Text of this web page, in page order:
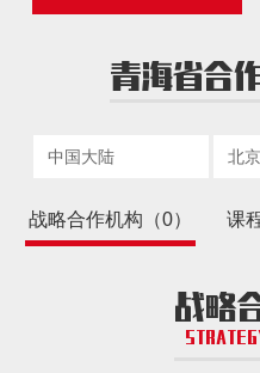
青海省合
战略合作机构（0） 课
战略